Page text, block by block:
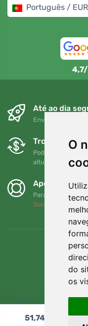
O
do
os
Português / EUR
Até ao dia
Envio gratuito
Trocas e
Pode devolver ou
altura no prazo
Apoiamos a
Para cada
Sobre nós
51,74